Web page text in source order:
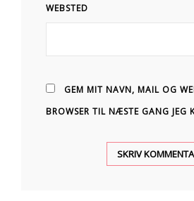
WEBSTED
GEM MIT NAVN, MAIL OG
BROWSER TIL NÆSTE GANG JEG